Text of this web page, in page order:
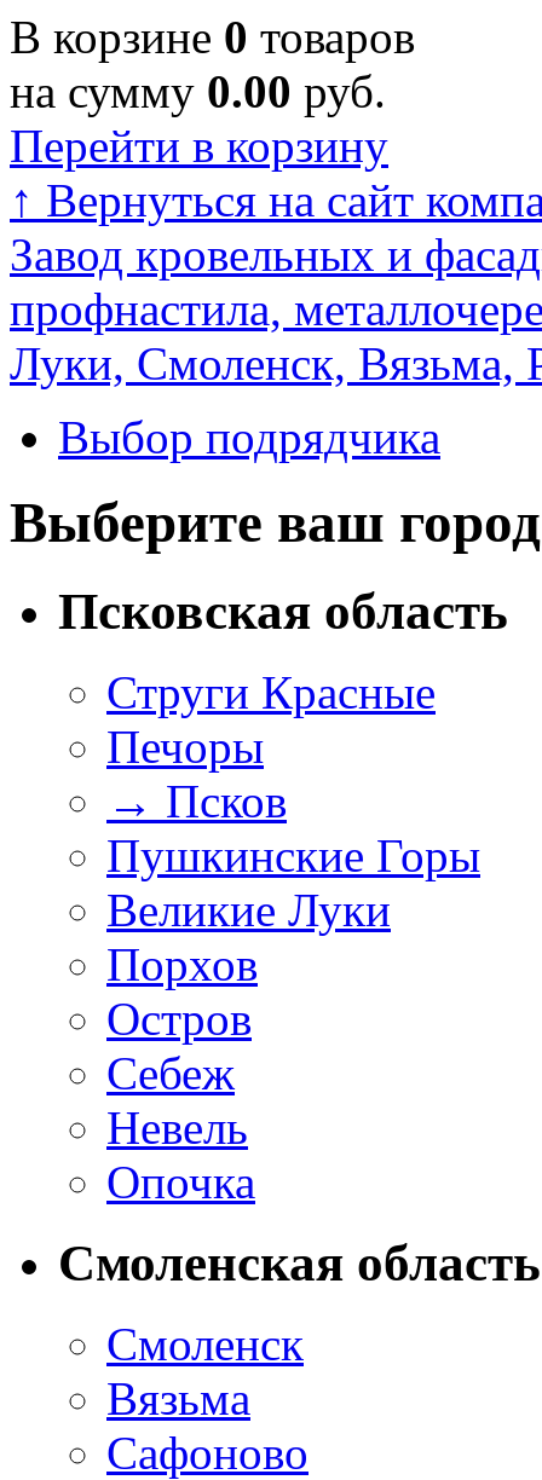
В корзине 0 товаров
на сумму 0.00 руб.
Перейти в корзину
↑ Вернуться на сайт
Завод кровельных и
профнастила,
Луки, Смоленск, Вязьма,
Выбор подрядчика
Выберите ваш город
Псковская область
Струги Красные
Печоры
→ Псков
Пушкинские Горы
Великие Луки
Порхов
Остров
Себеж
Невель
Опочка
Смоленская область
Смоленск
Вязьма
Сафоново